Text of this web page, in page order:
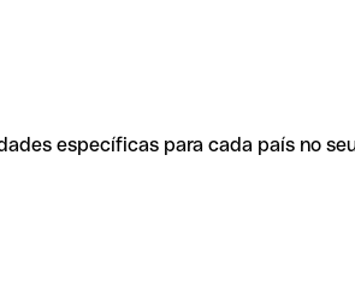
específicas para cada país no